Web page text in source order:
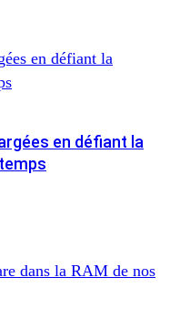
en défiant la